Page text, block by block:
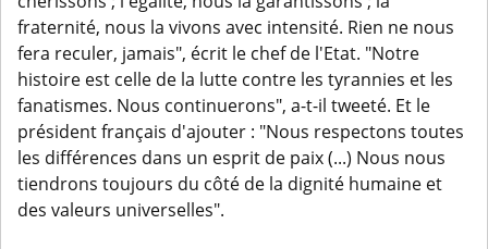
fraternité, nous la vivons avec intensité. Rien ne nous
fera reculer, jamais", écrit le chef de l'Etat. "Notre
histoire est celle de la lutte contre les tyrannies et les
fanatismes. Nous continuerons", a-t-il tweeté. Et le
président français d'ajouter : "Nous respectons toutes
les différences dans un esprit de paix (...) Nous nous
tiendrons toujours du côté de la dignité humaine et
des valeurs universelles".